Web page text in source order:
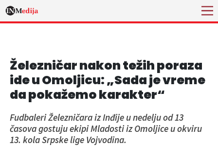
Železničar nakon težih poraza
ide u Omoljicu: „Sada je vreme
da pokažemo karakter“
Fudbaleri Železničara iz Inđije u nedelju od 13
časova gostuju ekipi Mladosti iz Omoljice u okviru
13. kola Srpske lige Vojvodina.